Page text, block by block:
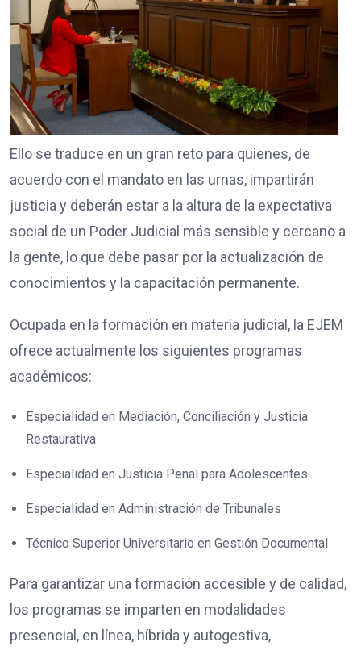
Ello se traduce en un gran reto para quienes, de
acuerdo con el mandato en las urnas, impartirán
justicia y deberán estar a la altura de la expectativa
social de un Poder Judicial más sensible y cercano a
la gente, lo que debe pasar por la actualización de
conocimientos y la capacitación permanente.
Ocupada en la formación en materia judicial, la EJEM
ofrece actualmente los siguientes programas
académicos:
Especialidad en Mediación, Conciliación y Justicia
Restaurativa
Especialidad en Justicia Penal para Adolescentes
Especialidad en Administración de Tribunales
Técnico Superior Universitario en Gestión Documental
Para garantizar una formación accesible y de calidad,
los programas se imparten en modalidades
presencial, en línea, híbrida y autogestiva,